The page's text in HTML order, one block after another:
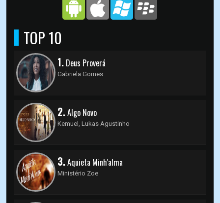
TOP 10
1. Deus Proverá
Gabriela Gomes
2.Algo Novo
Kemuel, Lukas Agustinho
3.Aquieta Minh'alma
Ministério Zoe